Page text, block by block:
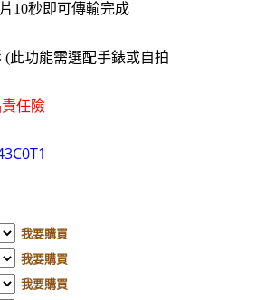
10秒即可傳輸完成
此功能需選配手錶或自拍
任險
我要購買
我要購買
我要購買